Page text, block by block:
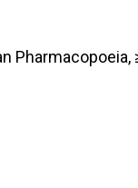
Pharmacopoeia,